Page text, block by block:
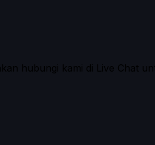
hubungi kami di Live Chat